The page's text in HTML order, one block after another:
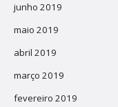
junho 2019
maio 2019
abril 2019
março 2019
fevereiro 2019